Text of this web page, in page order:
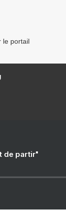
le portail
de partir"